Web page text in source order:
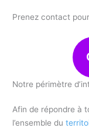
Prenez contact
Notre périmètre
Afin de répondre à
l’ensemble du